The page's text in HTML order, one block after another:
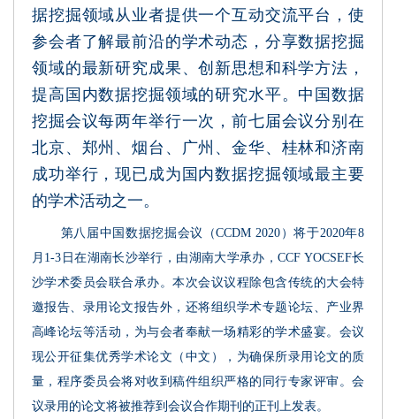
据挖掘领域从业者提供一个互动交流平台，使
参会者了解最前沿的学术动态，分享数据挖掘
领域的最新研究成果、创新思想和科学方法，
提高国内数据挖掘领域的研究水平。中国数据
挖掘会议每两年举行一次，前七届会议分别在
北京、郑州、烟台、广州、金华、桂林和济南
成功举行，现已成为国内数据挖掘领域最主要
的学术活动之一。
第八届中国数据挖掘会议（CCDM 2020）将于2020年8
月1-3日在湖南长沙举行，由湖南大学承办，CCF YOCSEF长
沙学术委员会联合承办。本次会议议程除包含传统的大会特
邀报告、录用论文报告外，还将组织学术专题论坛、产业界
高峰论坛等活动，为与会者奉献一场精彩的学术盛宴。会议
现公开征集优秀学术论文（中文），为确保所录用论文的质
量，程序委员会将对收到稿件组织严格的同行专家评审。会
议录用的论文将被推荐到会议合作期刊的正刊上发表。